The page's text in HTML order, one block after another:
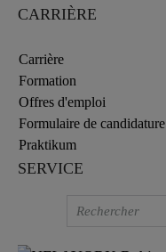
CARRIÈRE
Carrière
Formation
Offres d'emploi
Formulaire de candidature
Praktikum
SERVICE